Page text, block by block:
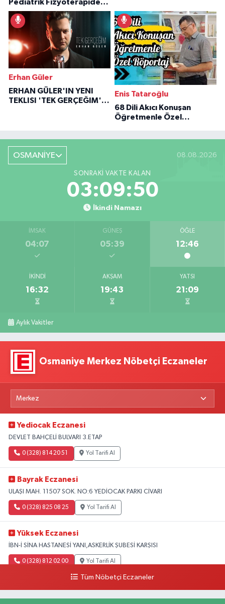
Pediatrik Fizyoterapiden
İlham Veren Hikâyeler
Erhan Güler
ERHAN GÜLER'IN YENI
TEKLISI 'TEK GERÇEĞIM'LE
Enis Tataroğlu
68 Dili Akıcı Konuşan
Öğretmenle Özel
OSMANİYE 08.08.2026
SONRAKI VAKTE KALAN
03:09:49
İkindi Namazı
İMSAK
04:07
GÜNEŞ
05:39
ÖĞLE
12:46
İKINDI
16:32
AKŞAM
19:43
YATSI
21:09
Aylık Vakitler
Osmaniye Merkez Nöbetçi Eczaneler
Yediocak Eczanesi
DEVLET BAHÇELİ BULVARI 3.ETAP
0 (328) 814 20 51 Yol Tarifi Al
Bayrak Eczanesi
ULAŞI MAH. 11507 SOK. NO:6 YEDİOCAK PARKI CİVARI
0 (328) 825 08 25 Yol Tarifi Al
Yüksek Eczanesi
İBN-İ SİNA HASTANESİ YANI,ASKERLİK ŞUBESİ KARŞISI
0 (328) 812 02 00 Yol Tarifi Al
Tüm Nöbetçi Eczaneler